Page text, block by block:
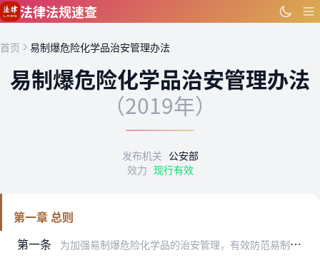
跳到主要内容
法律法规速查
首页 易制爆危险化学品治安管理办法
易制爆危险化学品治安管理办法
（2019年）
发布机关 公安部
效力 现行有效
第一章 总则
第一条
为加强易制爆危险化学品的治安管理，有效防范易制爆危险化学品治安风险，保障人民群众生命财产安全和公共安全，根据《中华人民共和国反恐怖主义法》、《危险化学品安全管理…